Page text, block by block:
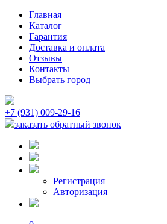
Главная
Каталог
Гарантия
Доставка и оплата
Отзывы
Контакты
Выбрать город
+7 (931) 009-29-16
заказать обратный звонок
Регистрация
Авторизация